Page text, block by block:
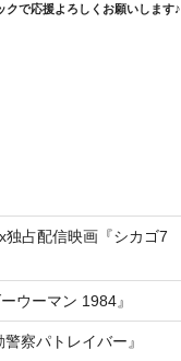
クで応援よろしくお願いします♪
占配信映画『シカゴ7
ウーマン 1984』
察パトレイバー』